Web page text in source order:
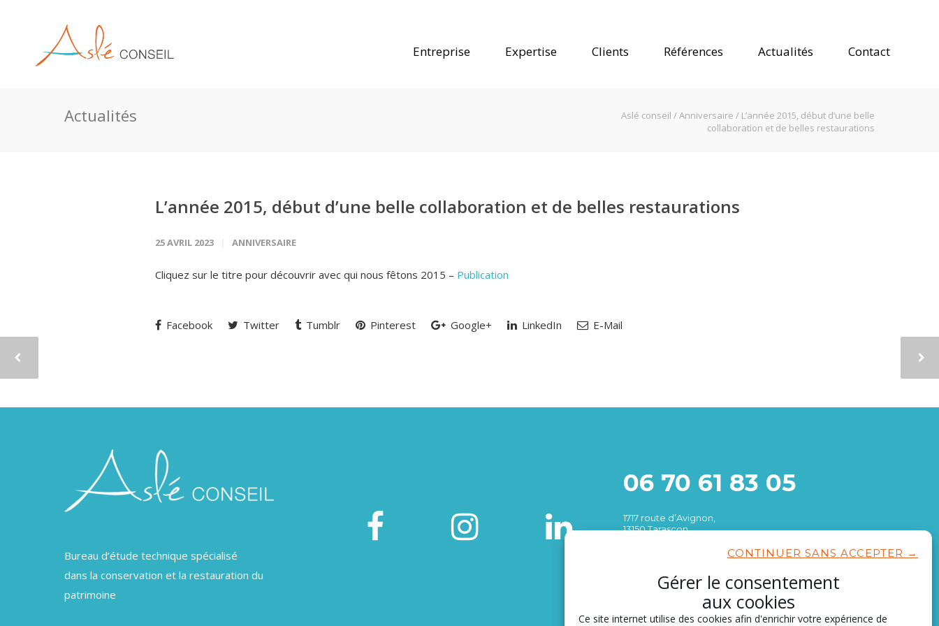
Gérer le consentement
aux cookies
Ce site internet utilise des cookies afin d'enrichir votre expérience de
CONTINUER SANS ACCEPTER →
Entreprise Expertise Clients Références Actualités Contact
Actualités Aslé conseil /Anniversaire / L’année 2015, début d’une belle
collaboration et de belles restaurations
L’année 2015, début d’une belle collaboration et de belles restaurations
25 AVRIL 2023 ANNIVERSAIRE
Cliquez sur le titre pour découvrir avec qui nous fêtons 2015 – Publication
Facebook Twitter Tumblr Pinterest Google+ LinkedIn E-Mail
Bureau d’étude technique spécialisé
dans la conservation et la restauration du
patrimoine
06 70 61 83 05
1717 route d’Avignon,
13150 Tarascon